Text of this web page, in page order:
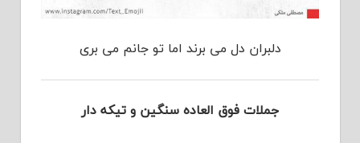
دلبران دل می برند اما تو جانم می بری
جملات فوق العاده سنگین و تیکه دار